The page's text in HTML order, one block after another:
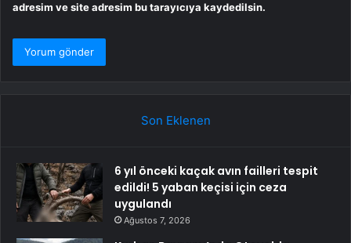
adresim ve site adresim bu tarayıcıya kaydedilsin.
Son Eklenen
6 yıl önceki kaçak avın failleri tespit
edildi! 5 yaban keçisi için ceza
uygulandı
Ağustos 7, 2026